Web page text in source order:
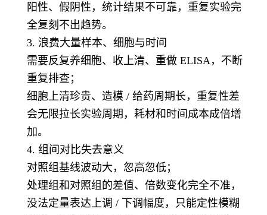
阳性、假阴性，统计结果不可靠，重复实验完
全复刻不出趋势。
3. 浪费大量样本、细胞与时间
需要反复养细胞、收上清、重做 ELISA，不断
重复排查；
细胞上清珍贵、造模 / 给药周期长，重复性差
会无限拉长实验周期，耗材和时间成本成倍增
加。
4. 组间对比失去意义
对照组基线波动大，忽高忽低；
处理组和对照组的差值、倍数变化完全不准，
没法定量表达上调 / 下调幅度，只能定性模糊